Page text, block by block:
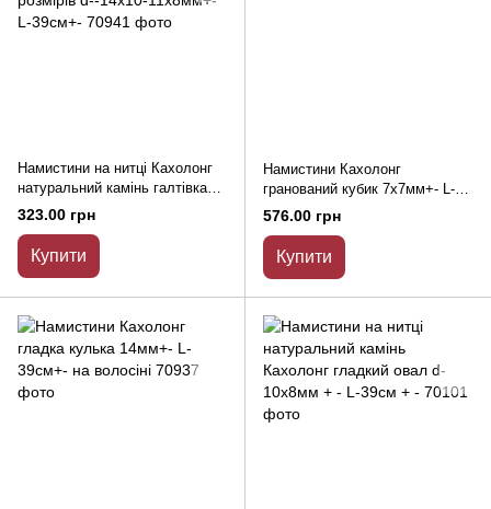
Намистини на нитці Кахолонг
натуральний камінь галтівка
асорті розмірів d--14х10-
11х8мм+- L-39см+-
323.00 грн
Купити
Намистини Кахолонг
гранований кубик 7х7мм+- L-
39см+- на нитці
576.00 грн
Купити